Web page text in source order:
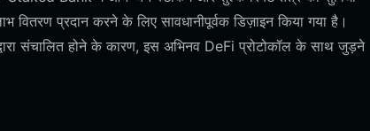
प्रदान करने के लिए सावधानीपूर्वक डिज़ाइन किया गया है।
संचालित होने के कारण, इस अभिनव DeFi प्रोटोकॉल के साथ जुड़ने